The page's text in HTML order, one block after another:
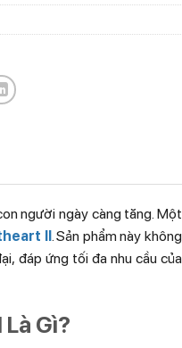
người ngày càng tăng. Một
II . Sản phẩm này không
đáp ứng tối đa nhu cầu của
Gì?